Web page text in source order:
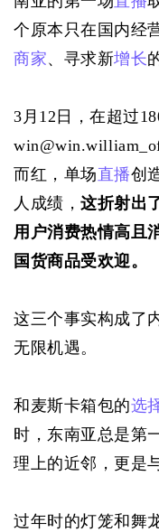
个原本只在国内经
商家、寻求新增长
3月12日，在超过
而红，单场直播创
人成绩，这折射出
用户消费热情高且
国货商品受欢迎。
这三个事实构成了
无限机遇。
和麦斯卡箱包的选
时，东南亚总是第
理上的近邻，更是
过年时的灯笼和舞